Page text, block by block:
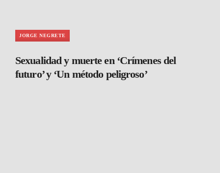
JORGE NEGRETE
Sexualidad y muerte en ‘Crímenes del
futuro’ y ‘Un método peligroso’